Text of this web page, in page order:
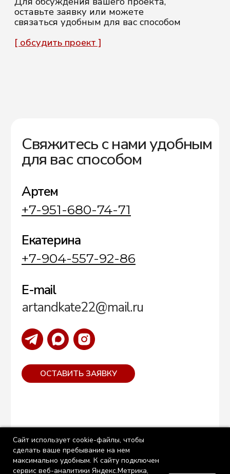
Сайт использует cookie-файлы, чтобы
сделать ваше пребывание на нем
максимально удобным. К cайту подключен
сервис веб-аналитики Яндекс.Метрика,
Политика конфиденциальности
персональных данных